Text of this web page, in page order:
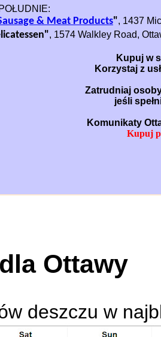
& Meat Products", 1437
, 1574 Walkley Road,
Kupuj w
Korzystaj z
Zatrudniaj
jeśli
Komunikaty
Kupuj
Ottawy
deszczu w